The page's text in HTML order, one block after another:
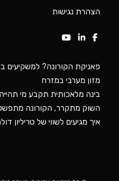
הצהרת נגישות
פאניקת הקורונה? למשקיעים
מזון מערבי במזרח
בינה מלאכותית תקבע מי
השוק מתקרר, הקורונה
איך מגיעים לשווי של טריליון